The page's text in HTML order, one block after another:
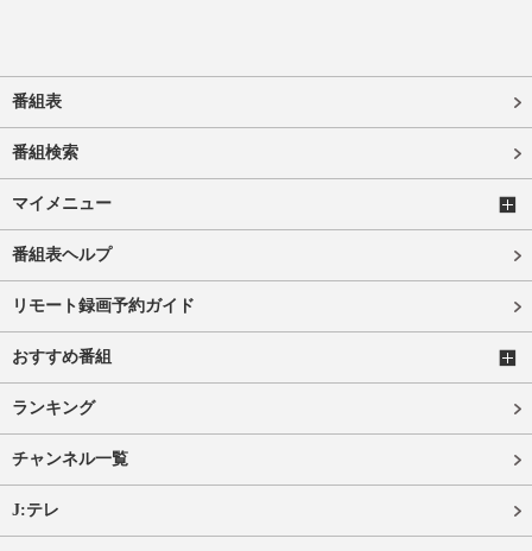
番組表
番組検索
マイメニュー
番組表ヘルプ
リモート録画予約ガイド
おすすめ番組
ランキング
チャンネル一覧
J:テレ